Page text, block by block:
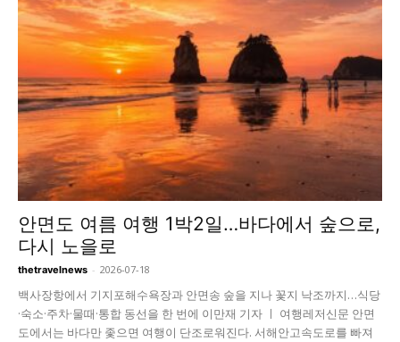
안면도 여름 여행 1박2일…바다에서 숲으로,
다시 노을로
thetravelnews - 2026-07-18
백사장항에서 기지포해수욕장과 안면송 숲을 지나 꽃지 낙조까지…식당
·숙소·주차·물때·통합 동선을 한 번에 이만재 기자 ㅣ 여행레저신문 안면
도에서는 바다만 좇으면 여행이 단조로워진다. 서해안고속도로를 빠져